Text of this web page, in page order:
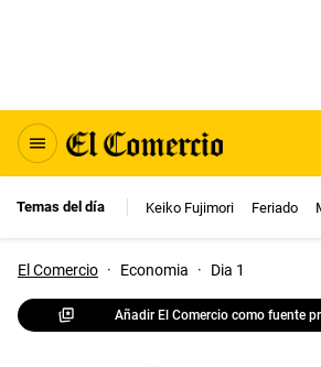
Temas del día Keiko Fujimori Feriado
El Comercio · Economia · Dia 1
Añadir El Comercio como fuente